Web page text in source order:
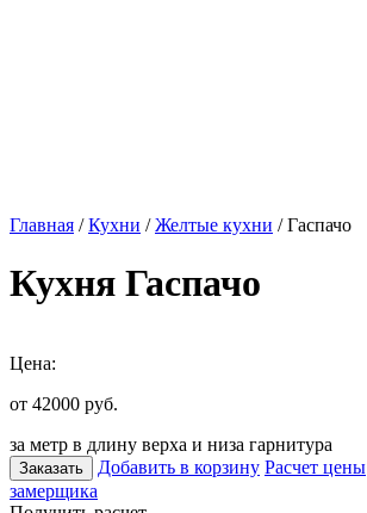
Главная /Кухни /Желтые кухни / Гаспачо
Кухня Гаспачо
Цена:
от 42000 руб.
за метр в длину верха и низа гарнитура
Заказать Добавить в корзину Расчет цены
замерщика